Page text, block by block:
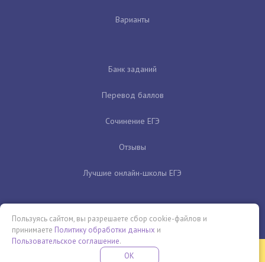
Варианты
Банк заданий
Перевод баллов
Сочинение ЕГЭ
Отзывы
Лучшие онлайн-школы ЕГЭ
Бесплатная летняя школа
Пользуясь сайтом, вы разрешаете сбор cookie-файлов и
принимаете Политику обработки данных и
Пользовательское соглашение.
OK